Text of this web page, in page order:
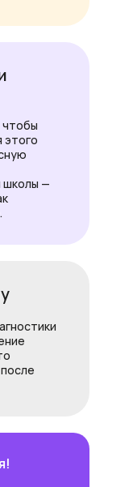
чтобы
этого
школы —